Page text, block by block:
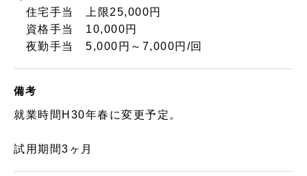
住宅手当 上限25,000円
資格手当 10,000円
夜勤手当 5,000円～7,000円/回
備考
就業時間H30年春に変更予定。
試用期間3ヶ月